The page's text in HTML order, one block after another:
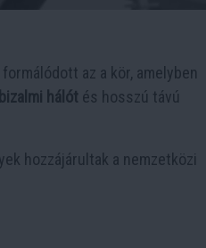
az a kör, amelyben
bizalmi hálót és hosszú távú
hozzájárultak a nemzetközi